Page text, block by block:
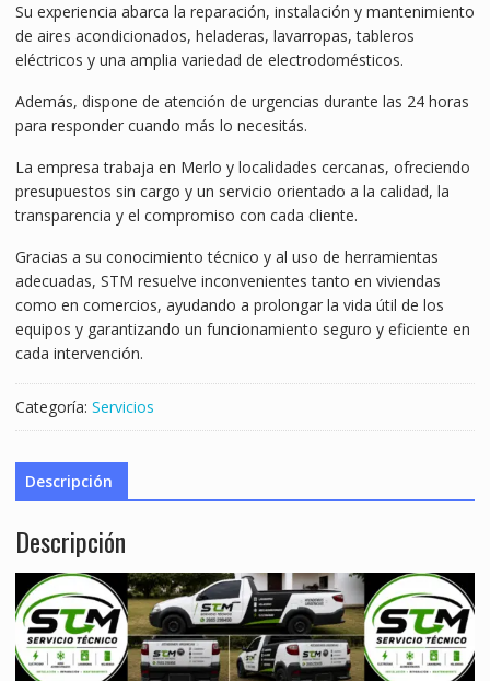
Su experiencia abarca la reparación, instalación y mantenimiento
de aires acondicionados, heladeras, lavarropas, tableros
eléctricos y una amplia variedad de electrodomésticos.
Además, dispone de atención de urgencias durante las 24 horas
para responder cuando más lo necesitás.
La empresa trabaja en Merlo y localidades cercanas, ofreciendo
presupuestos sin cargo y un servicio orientado a la calidad, la
transparencia y el compromiso con cada cliente.
Gracias a su conocimiento técnico y al uso de herramientas
adecuadas, STM resuelve inconvenientes tanto en viviendas
como en comercios, ayudando a prolongar la vida útil de los
equipos y garantizando un funcionamiento seguro y eficiente en
cada intervención.
Categoría: Servicios
Descripción
Descripción